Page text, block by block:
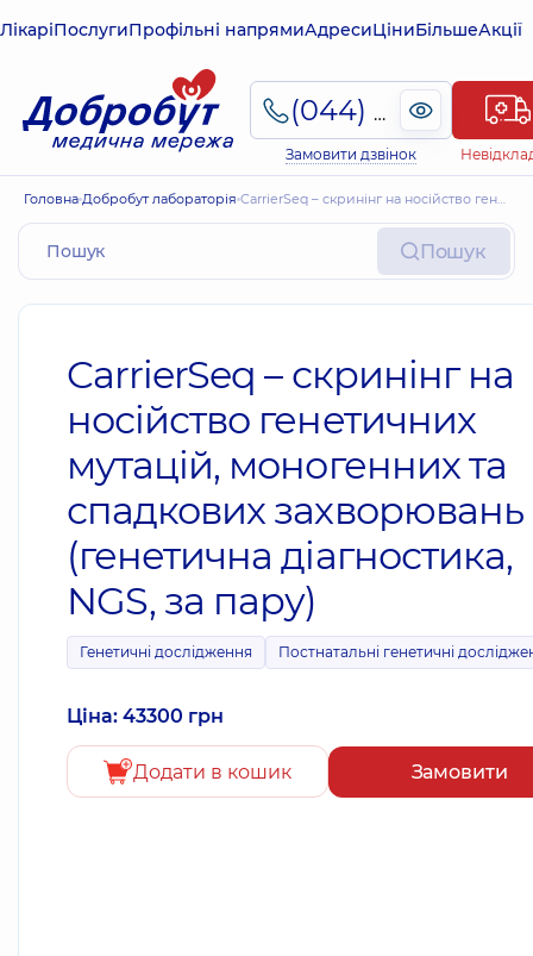
ЛікаріПослугиПрофільні напрямиАдресиЦіниБільшеАкції
(044) 495-2-888
Замовити дзвінок
Головна Добробут лабораторія CarrierSeq – скринінг на носійство генетичних мутацій, моногенних та спадкових захворювань (генетична діагностика, NGS, за пару)
Пошук
CarrierSeq – скринінг на
носійство генетичних
мутацій, моногенних та
спадкових захворювань
(генетична діагностика,
NGS, за пару)
Генетичні дослідження Постнатальні генетичні
Ціна: 43300 грн
Додати в кошик Замовити